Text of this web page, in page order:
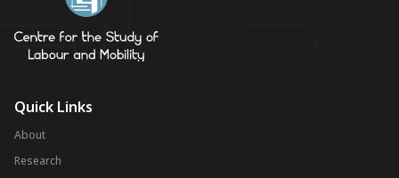
Quick Links
About
Research